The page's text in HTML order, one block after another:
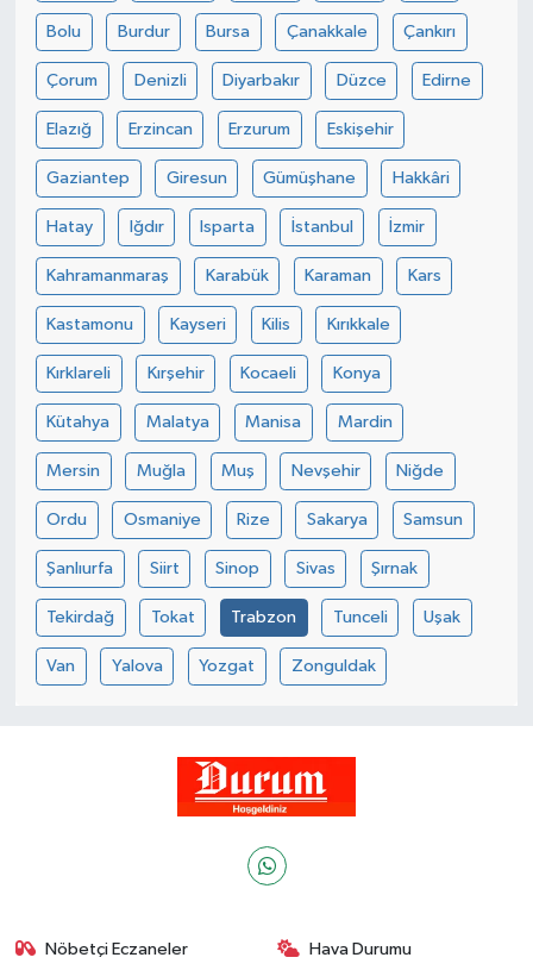
Bolu Burdur Bursa Çanakkale Çankırı
Çorum Denizli Diyarbakır Düzce Edirne
Elazığ Erzincan Erzurum Eskişehir
Gaziantep Giresun Gümüşhane Hakkâri
Hatay Iğdır Isparta İstanbul İzmir
Kahramanmaraş Karabük Karaman Kars
Kastamonu Kayseri Kilis Kırıkkale
Kırklareli Kırşehir Kocaeli Konya
Kütahya Malatya Manisa Mardin
Mersin Muğla Muş Nevşehir Niğde
Ordu Osmaniye Rize Sakarya Samsun
Şanlıurfa Siirt Sinop Sivas Şırnak
Tekirdağ Tokat Trabzon Tunceli Uşak
Van Yalova Yozgat Zonguldak
Nöbetçi Eczaneler Hava Durumu